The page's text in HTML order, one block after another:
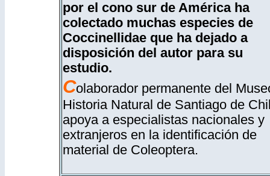
por el cono sur de América ha
colectado muchas especies de
Coccinellidae que ha dejado a
disposición del autor para su
estudio.
Colaborador permanente del
Historia Natural de Santiago de
apoya a especialistas nacionales y
extranjeros en la identificación de
material de Coleoptera.